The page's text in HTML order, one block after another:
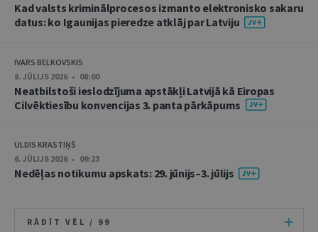
Kad valsts kriminālprocesos izmanto elektronisko sakaru
datus: ko Igaunijas pieredze atklāj par Latviju
IVARS BELKOVSKIS
8. JŪLIJS 2026 • 08:00
Neatbilstoši ieslodzījuma apstākļi Latvijā kā Eiropas
Cilvēktiesību konvencijas 3. panta pārkāpums
ULDIS KRASTIŅŠ
6. JŪLIJS 2026 • 09:23
Nedēļas notikumu apskats: 29. jūnijs–3. jūlijs
RĀDĪT VĒL / 99